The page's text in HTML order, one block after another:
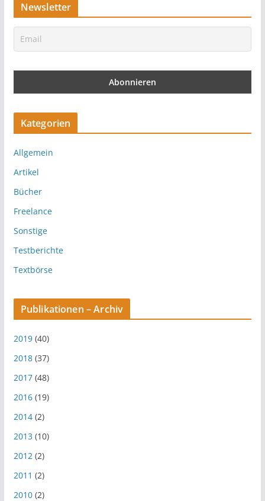
Newsletter
Kategorien
Allgemein
Artikel
Bücher
Freelance
Sonstige
Testberichte
Textbörse
Publikationen – Archiv
2019(40)
2018(37)
2017(48)
2016(19)
2014(2)
2013 (10)
2012(2)
2011 (2)
2010(2)